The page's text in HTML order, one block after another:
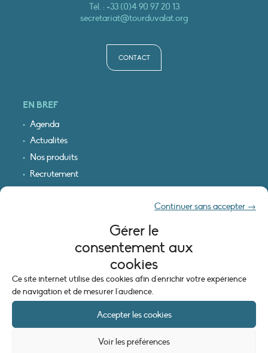
Gérer le
consentement aux
cookies
Ce site internet utilise des cookies afin d'enrichir votre expérience
de navigation et de mesurer l'audience.
Accepter les cookies
Continuer sans accepter →
Voir les préférences
Tél. :+33 (0)4 90 97 20 13
secretariat@tourduvalat.org
CONTACT
EN BREF
Agenda
Actualités
Nos produits
Recrutement
Recevoir nos infos
INFORMATIONS LÉGALES
Mentions légales
Politique de cookies (UE)